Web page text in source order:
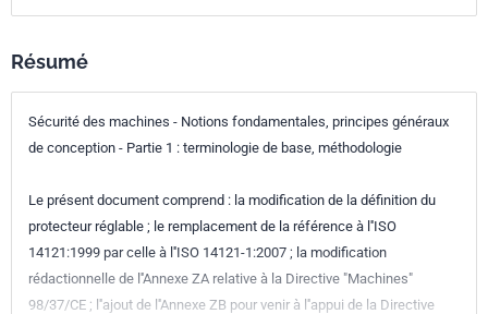
Référence
Codes ICS
13.110 Sécurité des machines
Parenté
internationale
ISO 12100-1/A1:2009
Résumé
Sécurité des machines - Notions fondamentales, principes généraux
de conception - Partie 1 : terminologie de base, méthodologie
Le présent document comprend : la modification de la définition du
protecteur réglable ; le remplacement de la référence à l''ISO
14121:1999 par celle à l''ISO 14121-1:2007 ; la modification
rédactionnelle de l''Annexe ZA relative à la Directive "Machines"
98/37/CE ; l''ajout de l''Annexe ZB pour venir à l''appui de la Directive